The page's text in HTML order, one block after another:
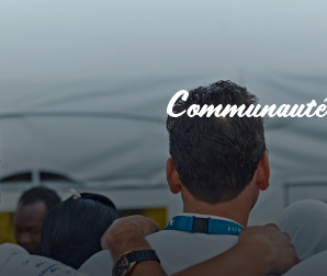
Communauté